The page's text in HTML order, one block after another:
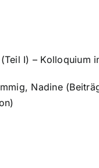
I) – Kolloquium
Nadine